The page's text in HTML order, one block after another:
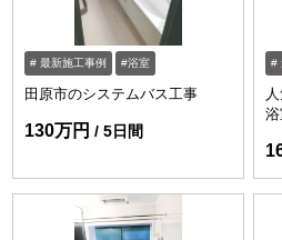
最新施工事例 浴室
田原市のシステムバス工事
130万円 5日間